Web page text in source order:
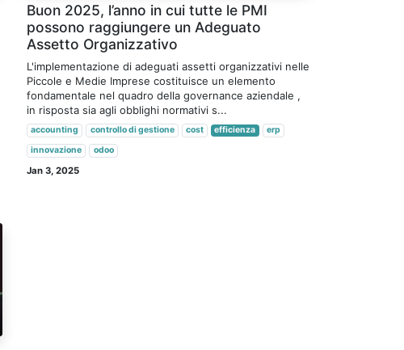
Buon 2025, l’anno in cui tutte le PMI
possono raggiungere un Adeguato
Assetto Organizzativo
L'implementazione di adeguati assetti organizzativi nelle
Piccole e Medie Imprese costituisce un elemento
fondamentale nel quadro della governance aziendale ,
in risposta sia agli obblighi normativi s...
accounting controllo di gestione cost efficienza
erp
innovazione
odoo
Jan 3, 2025